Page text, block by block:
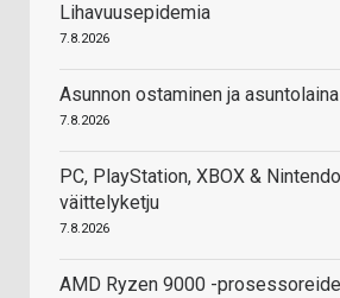
Lihavuusepidemia
7.8.2026
Asunnon ostaminen ja asuntolaina
7.8.2026
PC, PlayStation, XBOX &
väittelyketju
7.8.2026
AMD Ryzen 9000 -